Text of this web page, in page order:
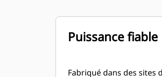
Puissance fiable
Fabriqué dans des sites